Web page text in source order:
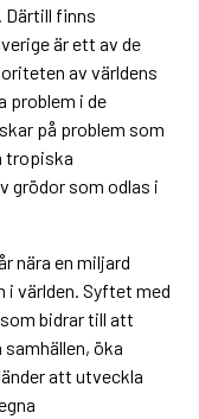
Därtill finns
är ett av de
av världens
problem i de
på problem som
tropiska
grödor som odlas i
nära en miljard
världen. Syftet med
bidrar till att
öka
att utveckla